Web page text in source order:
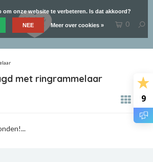
9
0
met ringrammelaar
om onze website te verbeteren. Is dat akkoord?
NEE Meer over cookies »